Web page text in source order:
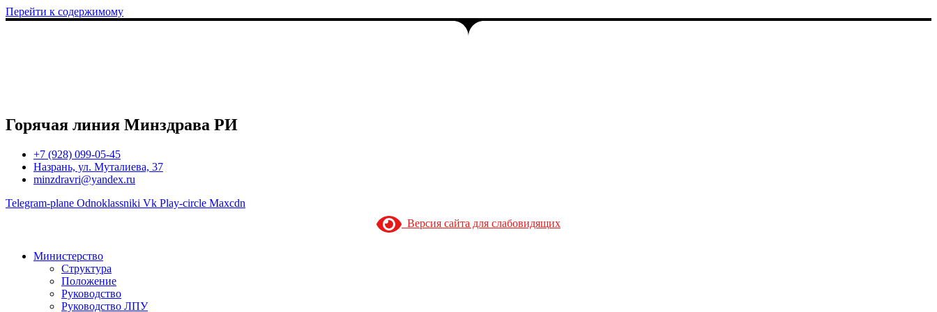
Перейти к содержимому
Горячая линия Минздрава РИ
+7 (928) 099-05-45
Назрань, ул. Муталиева, 37
minzdravri@yandex.ru
Telegram-plane Odnoklassniki Vk Play-circle Maxcdn
Версия сайта для слабовидящих
Министерство
Структура
Положение
Руководство
Руководство ЛПУ